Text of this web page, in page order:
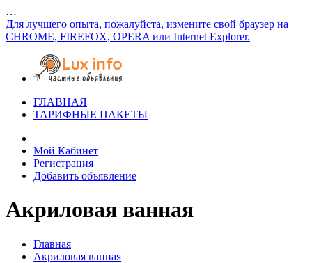
…
Для лучшего опыта, пожалуйста, измените свой браузер на
CHROME, FIREFOX, OPERA или Internet Explorer.
ГЛАВНАЯ
ТАРИФНЫЕ ПАКЕТЫ
Мой Кабинет
Регистрация
Добавить объявление
Акриловая ванная
Главная
Акриловая ванная